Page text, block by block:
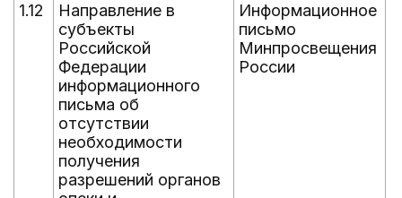
1.12
Направление в
субъекты
Российской
Федерации
информационного
письма об
отсутствии
необходимости
получения
разрешений органов
Информационное
письмо
Минпросвещения
России